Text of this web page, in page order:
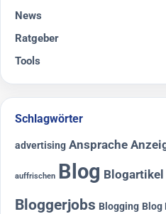
News
Ratgeber
Tools
Schlagwörter
advertising Ansprache
auffrischen Blog Blogartikel
Bloggerjobs Blogging Blog